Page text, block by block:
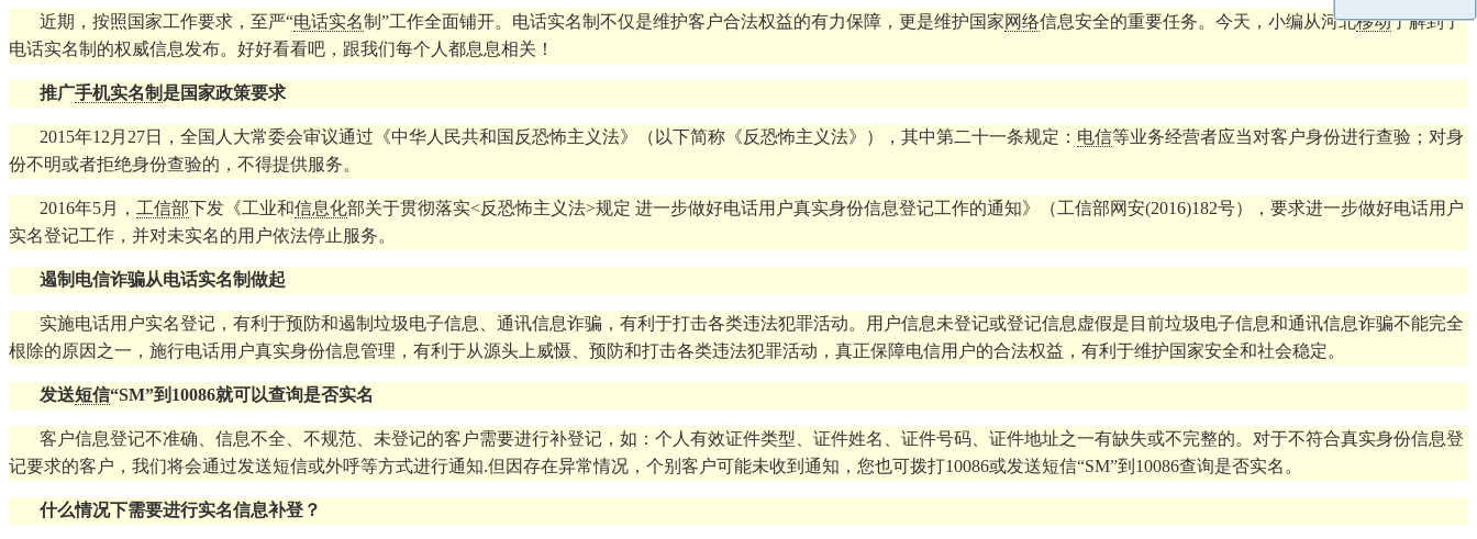
近期，按照国家工作要求，至严“电话实名制”工作全面铺开。电话实名制不仅是维护客户合法权益的有力保障，更是维护国家网络信息安全的重要任务。今天，小编从河北移动了解到了
电话实名制的权威信息发布。好好看看吧，跟我们每个人都息息相关！
推广手机实名制是国家政策要求
2015年12月27日，全国人大常委会审议通过《中华人民共和国反恐怖主义法》（以下简称《反恐怖主义法》），其中第二十一条规定： 电信等业务经营者应当对客户身份进行查验；对身
份不明或者拒绝身份查验的，不得提供服务。
2016年5月， 工信部下发《工业和信息化部关于贯彻落实<反恐怖主义法>规定 进一步做好电话用户真实身份信息登记工作的通知》（工信部网安(2016)182号），要求进一步做好电话用户
实名登记工作，并对未实名的用户依法停止服务。
遏制电信诈骗从电话实名制做起
实施电话用户实名登记，有利于预防和遏制垃圾电子信息、通讯信息诈骗，有利于打击各类违法犯罪活动。用户信息未登记或登记信息虚假是目前垃圾电子信息和通讯信息诈骗不能完全
根除的原因之一，施行电话用户真实身份信息管理，有利于从源头上威慑、预防和打击各类违法犯罪活动，真正保障电信用户的合法权益，有利于维护国家安全和社会稳定。
发送短信“SM”到10086就可以查询是否实名
客户信息登记不准确、信息不全、不规范、未登记的客户需要进行补登记，如：个人有效证件类型、证件姓名、证件号码、证件地址之一有缺失或不完整的。对于不符合真实身份信息登
记要求的客户，我们将会通过发送短信或外呼等方式进行通知.但因存在异常情况，个别客户可能未收到通知，您也可拨打10086或发送短信“SM”到10086查询是否实名。
什么情况下需要进行实名信息补登？